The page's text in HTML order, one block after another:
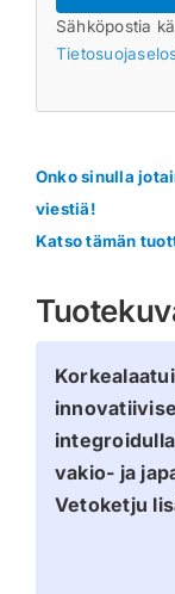
Sähköpostia
Onko sinulla
viestiä!
Katso tämän
vakio- ja
Vetoketju